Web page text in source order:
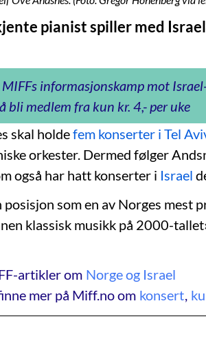
pianist spiller med
MIFFs informasjonskamp mot
bli medlem fra kun kr. 4,- per uke
skal holdefem konserter i Tel
orkester. Dermed følger
også har hatt konserter i Israel
posisjon som en av Norges
klassisk musikk på 2000-
artikler om Norge og Israel
mer på Miff.no om konsert,